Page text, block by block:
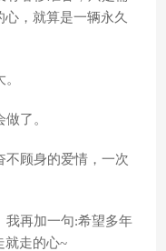
，就算是一辆永久
了。
不顾身的爱情，一次
我再加一句:希望多年
就走的心~